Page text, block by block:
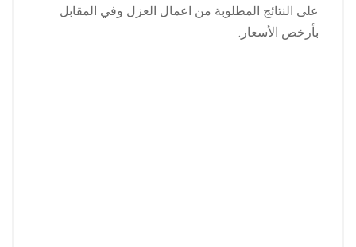
على النتائج المطلوبة من اعمال العزل وفي المقابل
بأرخص الأسعار.